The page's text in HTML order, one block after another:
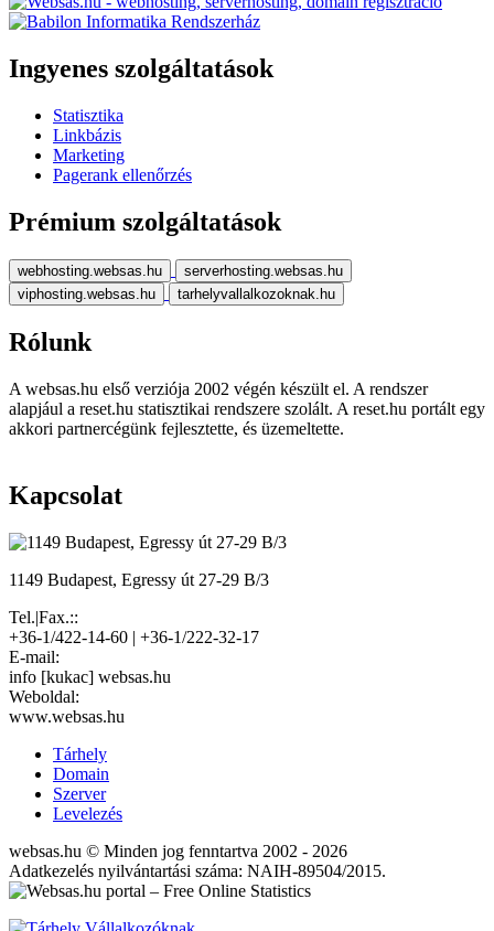
Ingyenes szolgáltatások
Statisztika
Linkbázis
Marketing
Pagerank ellenőrzés
Prémium szolgáltatások
webhosting.websas.hu
serverhosting.websas.hu
viphosting.websas.hu
tarhelyvallalkozoknak.hu
Rólunk
A websas.hu első verziója 2002 végén készült el. A rendszer
alapjául a reset.hu statisztikai rendszere szolált. A reset.hu portált egy
akkori partnercégünk fejlesztette, és üzemeltette.
Kapcsolat
1149 Budapest, Egressy út 27-29 B/3
Tel.|Fax.::
+36-1/422-14-60 | +36-1/222-32-17
E-mail:
info [kukac] websas.hu
Weboldal:
www.websas.hu
Tárhely
Domain
Szerver
Levelezés
websas.hu © Minden jog fenntartva 2002 - 2026
Adatkezelés nyilvántartási száma: NAIH-89504/2015.